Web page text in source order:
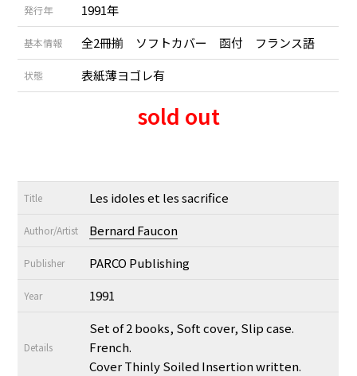
発行年 1991年
基本情報 全2冊揃 ソフトカバー 函付 フランス語
状態 表紙薄ヨゴレ有
sold out
Title Les idoles et les sacrifice
Author/Artist Bernard Faucon
Publisher PARCO Publishing
Year 1991
Details
Set of 2 books, Soft cover, Slip case.
French.
Cover Thinly Soiled Insertion written.